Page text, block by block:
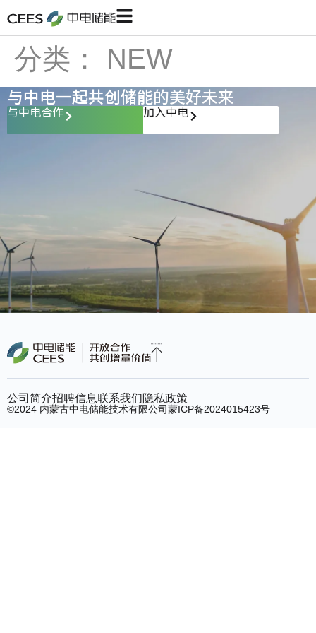
分类： NEW
与中电一起共创储能的美好未来
与中电合作 加入中电
©2024 内蒙古中电储能技术有限公司蒙ICP备2024015423号
公司简介招聘信息联系我们隐私政策